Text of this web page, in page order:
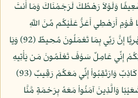
وَلَوْلاَ رَهْطُكَ لَرَجَمْنَاكَ وَمَا أَنتَ
(91) قَالَ يَا قَوْمِ أَرَهْطِي أَعَزُّ عَلَيْكُم مِّنَ اللّهِ
وَاتَّخَذْتُمُوهُ وَرَاءكُمْ ظِهْرِيًّا إِنَّ رَبِّي بِمَا تَعْمَلُونَ مُحِيطٌ (92) وَيَا
إِنِّي عَامِلٌ سَوْفَ تَعْلَمُونَ مَن يَأْتِيهِ
عَذَابٌ يُخْزِيهِ وَمَنْ هُوَ كَاذِبٌ وَارْتَقِبُواْ إِنِّي مَعَكُمْ رَقِيبٌ (93)
وَالَّذِينَ آمَنُواْ مَعَهُ بِرَحْمَةٍ مَّنَّا